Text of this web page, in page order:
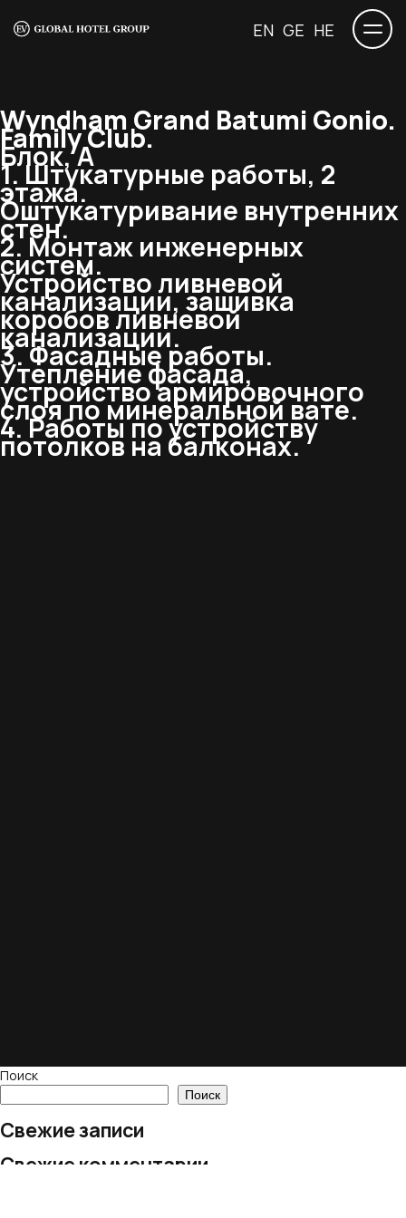
EN GE HE
Wyndham Grand Batumi Gonio.
Family Club.
Блок, А
1. Штукатурные работы, 2
этажа.
Оштукатуривание внутренних
стен.
2. Монтаж инженерных
систем.
Устройство ливневой
канализации, зашивка
коробов ливневой
канализации.
3. Фасадные работы.
Утепление фасада,
устройство армировочного
слоя по минеральной вате.
4. Работы по устройству
потолков на балконах.
Поиск
Поиск
Свежие записи
Свежие комментарии